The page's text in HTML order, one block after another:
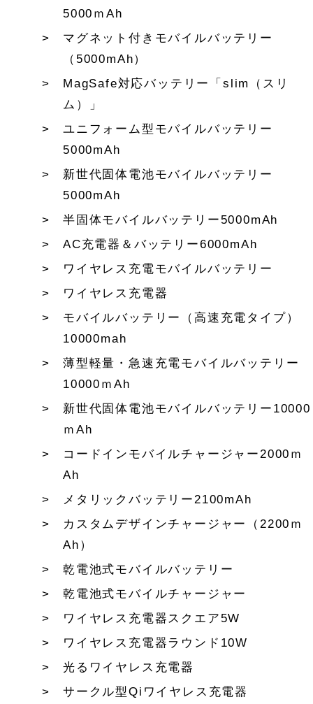
5000ｍAh
マグネット付きモバイルバッテリー
（5000mAh）
MagSafe対応バッテリー「slim（スリ
ム）」
ユニフォーム型モバイルバッテリー
5000mAh
新世代固体電池モバイルバッテリー
5000mAh
半固体モバイルバッテリー5000mAh
AC充電器＆バッテリー6000mAh
ワイヤレス充電モバイルバッテリー
ワイヤレス充電器
モバイルバッテリー（高速充電タイプ）
10000mah
薄型軽量・急速充電モバイルバッテリー
10000ｍAh
新世代固体電池モバイルバッテリー10000
ｍAh
コードインモバイルチャージャー2000ｍ
Ah
メタリックバッテリー2100mAh
カスタムデザインチャージャー（2200ｍ
Ah）
乾電池式モバイルバッテリー
乾電池式モバイルチャージャー
ワイヤレス充電器スクエア5W
ワイヤレス充電器ラウンド10W
光るワイヤレス充電器
サークル型Qiワイヤレス充電器